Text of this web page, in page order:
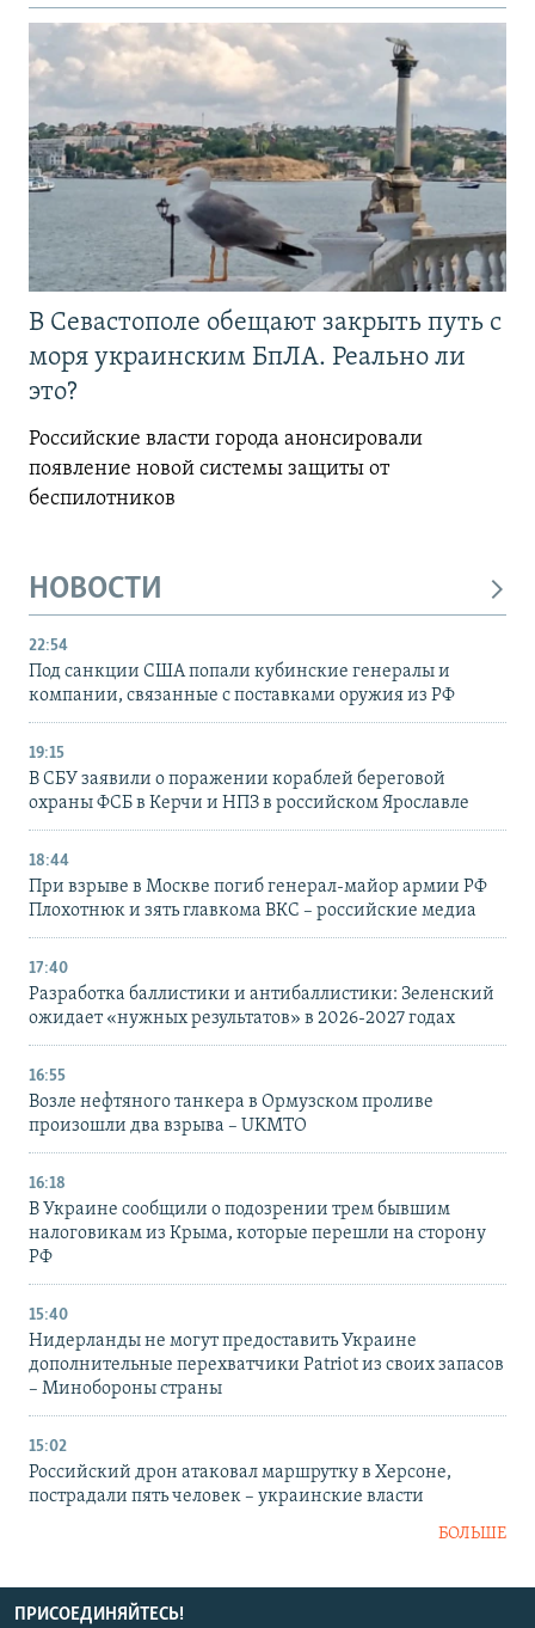
В Севастополе обещают закрыть путь с
моря украинским БпЛА. Реально ли
это?
Российские власти города анонсировали
появление новой системы защиты от
беспилотников
НОВОСТИ
22:54
Под санкции США попали кубинские генералы и
компании, связанные с поставками оружия из РФ
19:15
В СБУ заявили о поражении кораблей береговой
охраны ФСБ в Керчи и НПЗ в российском Ярославле
18:44
При взрыве в Москве погиб генерал-майор армии РФ
Плохотнюк и зять главкома ВКС – российские медиа
17:40
Разработка баллистики и антибаллистики: Зеленский
ожидает «нужных результатов» в 2026-2027 годах
16:55
Возле нефтяного танкера в Ормузском проливе
произошли два взрыва – UKMTO
16:18
В Украине сообщили о подозрении трем бывшим
налоговикам из Крыма, которые перешли на сторону
РФ
15:40
Нидерланды не могут предоставить Украине
дополнительные перехватчики Patriot из своих запасов
– Минобороны страны
15:02
Российский дрон атаковал маршрутку в Херсоне,
пострадали пять человек – украинские власти
БОЛЬШЕ
ПРИСОЕДИНЯЙТЕСЬ!